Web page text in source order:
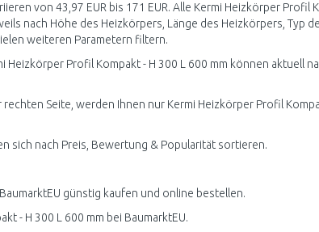
von 43,97 EUR bis 171 EUR. Alle Kermi Heizkörper Profil
nach Höhe des Heizkörpers, Länge des Heizkörpers, Typ
weiteren Parametern filtern.
Heizkörper Profil Kompakt - H 300 L 600 mm können aktuell
Seite, werden Ihnen nur Kermi Heizkörper Profil
sich nach Preis, Bewertung & Popularität sortieren.
günstig kaufen und online bestellen.
- H 300 L 600 mm bei BaumarktEU.